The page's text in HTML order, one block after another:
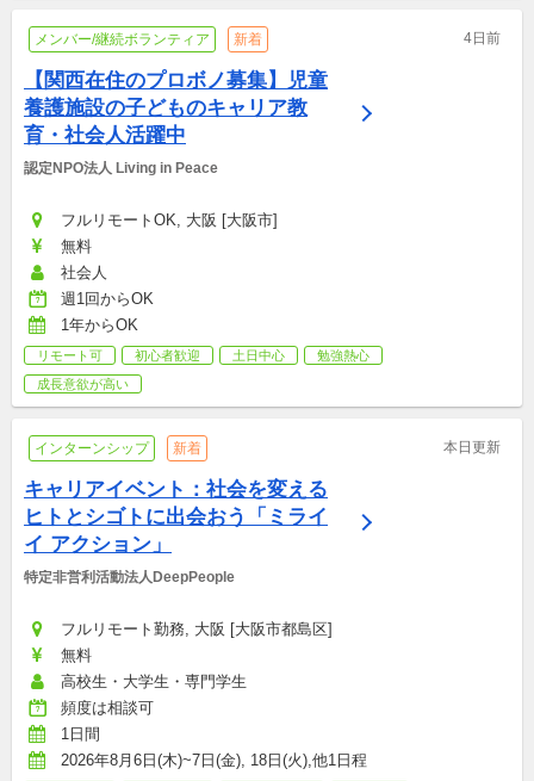
メンバー/継続ボランティア 新着 4日前
【関西在住のプロボノ募集】児童
養護施設の子どものキャリア教
育・社会人活躍中
認定NPO法人 Living in Peace
フルリモートOK, 大阪 [大阪市]
無料
社会人
週1回からOK
1年からOK
リモート可 初心者歓迎 土日中心
勉強熱心
成長意欲が高い
インターンシップ 新着 本日更新
キャリアイベント：社会を変える
ヒトとシゴトに出会おう「ミライ
イ アクション」
特定非営利活動法人DeepPeople
フルリモート勤務, 大阪 [大阪市都島区]
無料
高校生・大学生・専門学生
頻度は相談可
1日間
2026年8月6日(木)~7日(金), 18日(火),他1日程